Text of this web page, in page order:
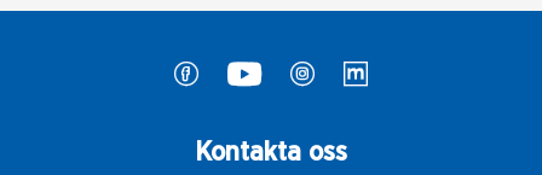
Kontakta oss